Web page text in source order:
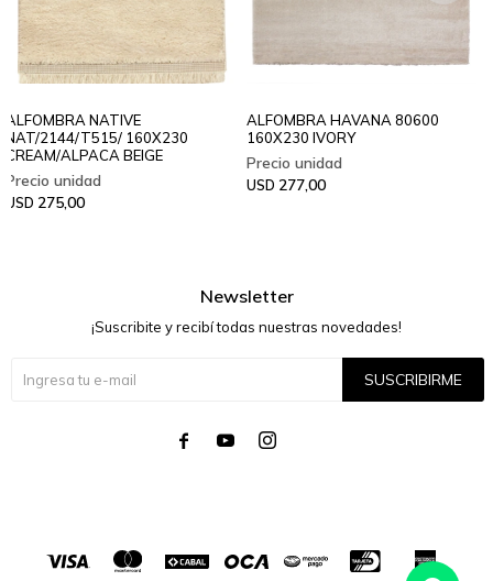
ALFOMBRA NATIVE
NAT/2144/T515/ 160X230
CREAM/ALPACA BEIGE
USD 275,00
ALFOMBRA HAVANA 80600
160X230 IVORY
USD 277,00
Newsletter
¡Suscribite y recibí todas nuestras novedades!
SUSCRIBIRME
  